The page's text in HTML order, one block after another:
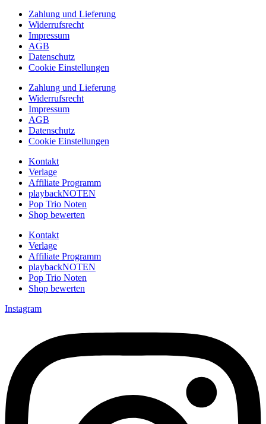
Zahlung und Lieferung
Widerrufsrecht
Impressum
AGB
Datenschutz
Cookie Einstellungen
Zahlung und Lieferung
Widerrufsrecht
Impressum
AGB
Datenschutz
Cookie Einstellungen
Kontakt
Verlage
Affiliate Programm
playbackNOTEN
Pop Trio Noten
Shop bewerten
Kontakt
Verlage
Affiliate Programm
playbackNOTEN
Pop Trio Noten
Shop bewerten
Instagram